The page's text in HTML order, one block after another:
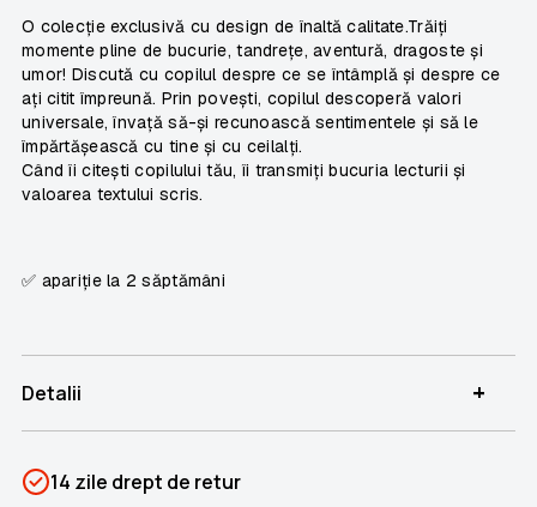
O colecţie exclusivă cu design de înaltă calitate.Trăiţi
momente pline de bucurie, tandreţe, aventură, dragoste şi
umor! Discută cu copilul despre ce se întâmplă şi despre ce
aţi citit împreună. Prin poveşti, copilul descoperă valori
universale, învaţă să-şi recunoască sentimentele şi să le
împărtăşească cu tine şi cu ceilalţi.
Când îi citeşti copilului tău, îi transmiţi bucuria lecturii şi
valoarea textului scris.
✅ apariție la 2 săptămâni
Detalii +
Categorii
Colecția Disney de platină
14 zile drept de retur